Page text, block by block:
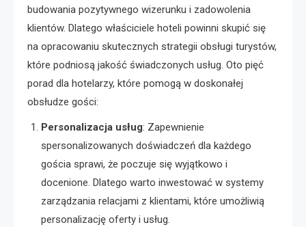
budowania pozytywnego wizerunku i zadowolenia
klientów. Dlatego właściciele hoteli powinni skupić się
na opracowaniu skutecznych strategii obsługi turystów,
które podniosą jakość świadczonych usług. Oto pięć
porad dla hotelarzy, które pomogą w doskonałej
obsłudze gości:
Personalizacja usług: Zapewnienie
spersonalizowanych doświadczeń dla każdego
gościa sprawi, że poczuje się wyjątkowo i
docenione. Dlatego warto inwestować w systemy
zarządzania relacjami z klientami, które umożliwią
personalizację oferty i usług.